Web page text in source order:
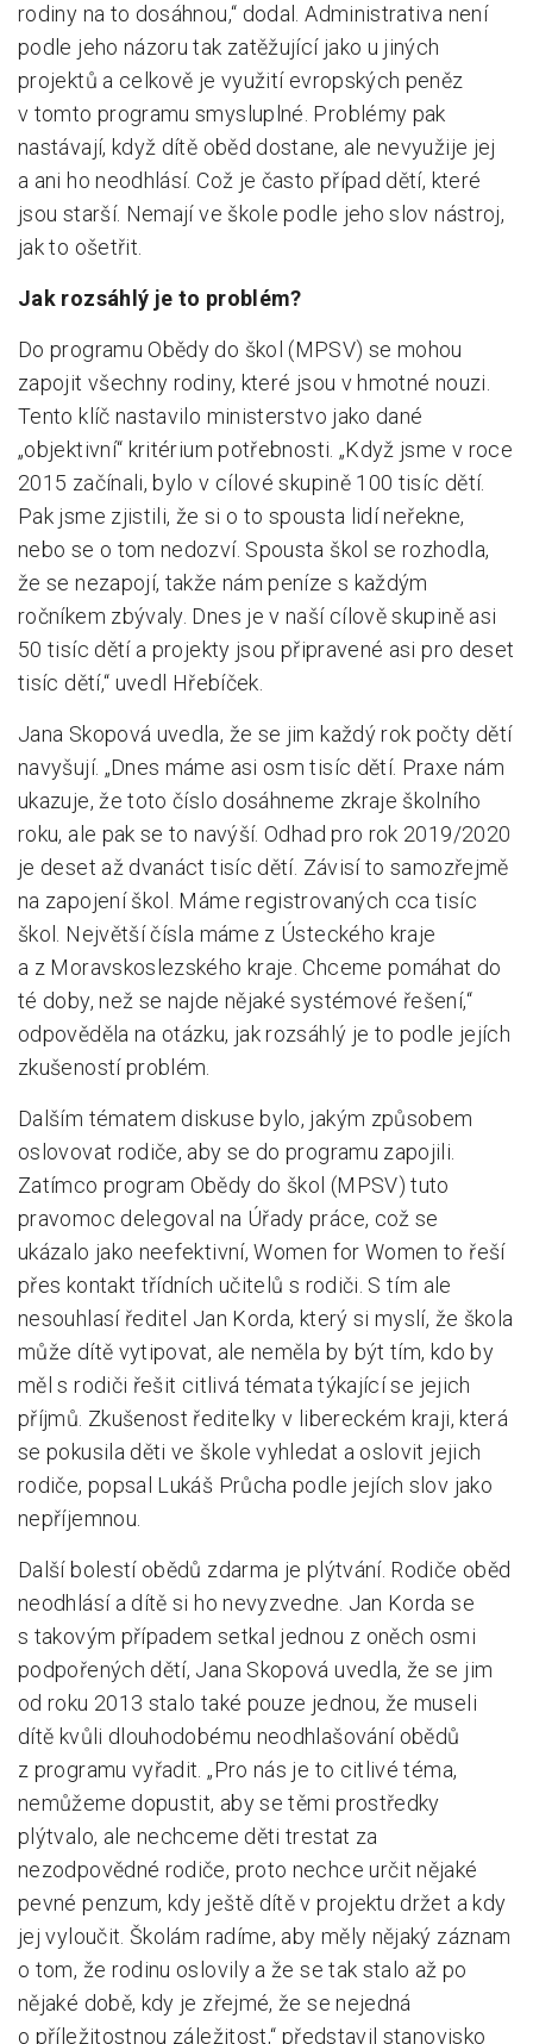
rodiny na to dosáhnou,“ dodal. Administrativa není
podle jeho názoru tak zatěžující jako u jiných
projektů a celkově je využití evropských peněz
v tomto programu smysluplné. Problémy pak
nastávají, když dítě oběd dostane, ale nevyužije jej
a ani ho neodhlásí. Což je často případ dětí, které
jsou starší. Nemají ve škole podle jeho slov nástroj,
jak to ošetřit.
Jak rozsáhlý je to problém?
Do programu Obědy do škol (MPSV) se mohou
zapojit všechny rodiny, které jsou v hmotné nouzi.
Tento klíč nastavilo ministerstvo jako dané
„objektivní“ kritérium potřebnosti. „Když jsme v roce
2015 začínali, bylo v cílové skupině 100 tisíc dětí.
Pak jsme zjistili, že si o to spousta lidí neřekne,
nebo se o tom nedozví. Spousta škol se rozhodla,
že se nezapojí, takže nám peníze s každým
ročníkem zbývaly. Dnes je v naší cílově skupině asi
50 tisíc dětí a projekty jsou připravené asi pro deset
tisíc dětí,“ uvedl Hřebíček.
Jana Skopová uvedla, že se jim každý rok počty dětí
navyšují. „Dnes máme asi osm tisíc dětí. Praxe nám
ukazuje, že toto číslo dosáhneme zkraje školního
roku, ale pak se to navýší. Odhad pro rok 2019/2020
je deset až dvanáct tisíc dětí. Závisí to samozřejmě
na zapojení škol. Máme registrovaných cca tisíc
škol. Největší čísla máme z Ústeckého kraje
a z Moravskoslezského kraje. Chceme pomáhat do
té doby, než se najde nějaké systémové řešení,“
odpověděla na otázku, jak rozsáhlý je to podle jejích
zkušeností problém.
Dalším tématem diskuse bylo, jakým způsobem
oslovovat rodiče, aby se do programu zapojili.
Zatímco program Obědy do škol (MPSV) tuto
pravomoc delegoval na Úřady práce, což se
ukázalo jako neefektivní, Women for Women to řeší
přes kontakt třídních učitelů s rodiči. S tím ale
nesouhlasí ředitel Jan Korda, který si myslí, že škola
může dítě vytipovat, ale neměla by být tím, kdo by
měl s rodiči řešit citlivá témata týkající se jejich
příjmů. Zkušenost ředitelky v libereckém kraji, která
se pokusila děti ve škole vyhledat a oslovit jejich
rodiče, popsal Lukáš Průcha podle jejích slov jako
nepříjemnou.
Další bolestí obědů zdarma je plýtvání. Rodiče oběd
neodhlásí a dítě si ho nevyzvedne. Jan Korda se
s takovým případem setkal jednou z oněch osmi
podpořených dětí, Jana Skopová uvedla, že se jim
od roku 2013 stalo také pouze jednou, že museli
dítě kvůli dlouhodobému neodhlašování obědů
z programu vyřadit. „Pro nás je to citlivé téma,
nemůžeme dopustit, aby se těmi prostředky
plýtvalo, ale nechceme děti trestat za
nezodpovědné rodiče, proto nechce určit nějaké
pevné penzum, kdy ještě dítě v projektu držet a kdy
jej vyloučit. Školám radíme, aby měly nějaký záznam
o tom, že rodinu oslovily a že se tak stalo až po
nějaké době, kdy je zřejmé, že se nejedná
o příležitostnou záležitost,“ představil stanovisko